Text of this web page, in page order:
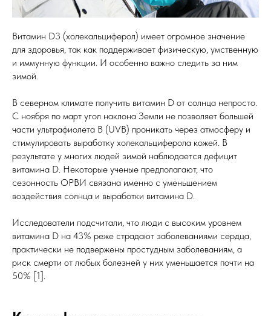
Витамин D3 (холекальциферол) имеет огромное значение
для здоровья, так как поддерживает физическую, умственную
и иммунную функции. И особенно важно следить за ним
зимой.
В северном климате получить витамин D от солнца непросто.
С ноября по март угол наклона Земли не позволяет большей
части ультрафиолета B (UVB) проникать через атмосферу и
стимулировать выработку холекальциферола кожей. В
результате у многих людей зимой наблюдается дефицит
витамина D. Некоторые ученые предполагают, что
сезонность ОРВИ связана именно с уменьшением
воздействия солнца и выработки витамина D.
Исследователи подсчитали, что люди с высоким уровнем
витамина D на 43% реже страдают заболеваниями сердца,
практически не подвержены простудным заболеваниям, а
риск смерти от любых болезней у них уменьшается почти на
50% [1].